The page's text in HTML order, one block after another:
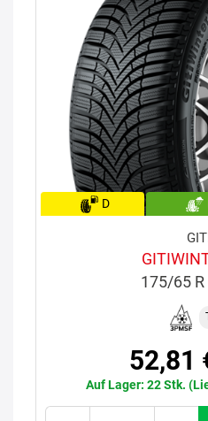
D
175/65
52,81
Auf Lager: 22 Stk.